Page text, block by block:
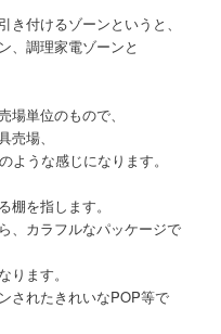
付けるゾーンというと、
、調理家電ゾーンと
単位のもので、
場、
ような感じになります。
を指します。
、カラフルなパッケージで
ます。
されたきれいなPOP等で